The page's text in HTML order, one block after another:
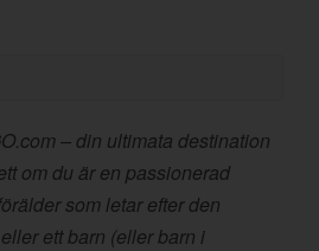
– din ultimata destination
om du är en passionerad
som letar efter den
ett barn (eller barn i